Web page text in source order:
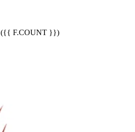
({{ F.COUNT }})